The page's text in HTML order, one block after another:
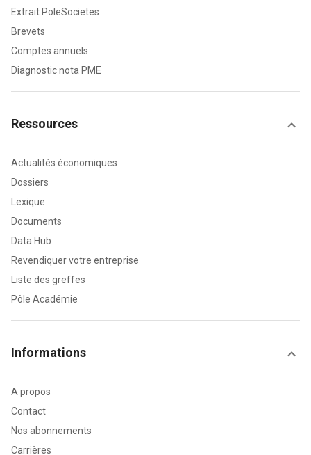
Extrait PoleSocietes
Brevets
Comptes annuels
Diagnostic nota PME
Ressources
Actualités économiques
Dossiers
Lexique
Documents
Data Hub
Revendiquer votre entreprise
Liste des greffes
Pôle Académie
Informations
A propos
Contact
Nos abonnements
Carrières